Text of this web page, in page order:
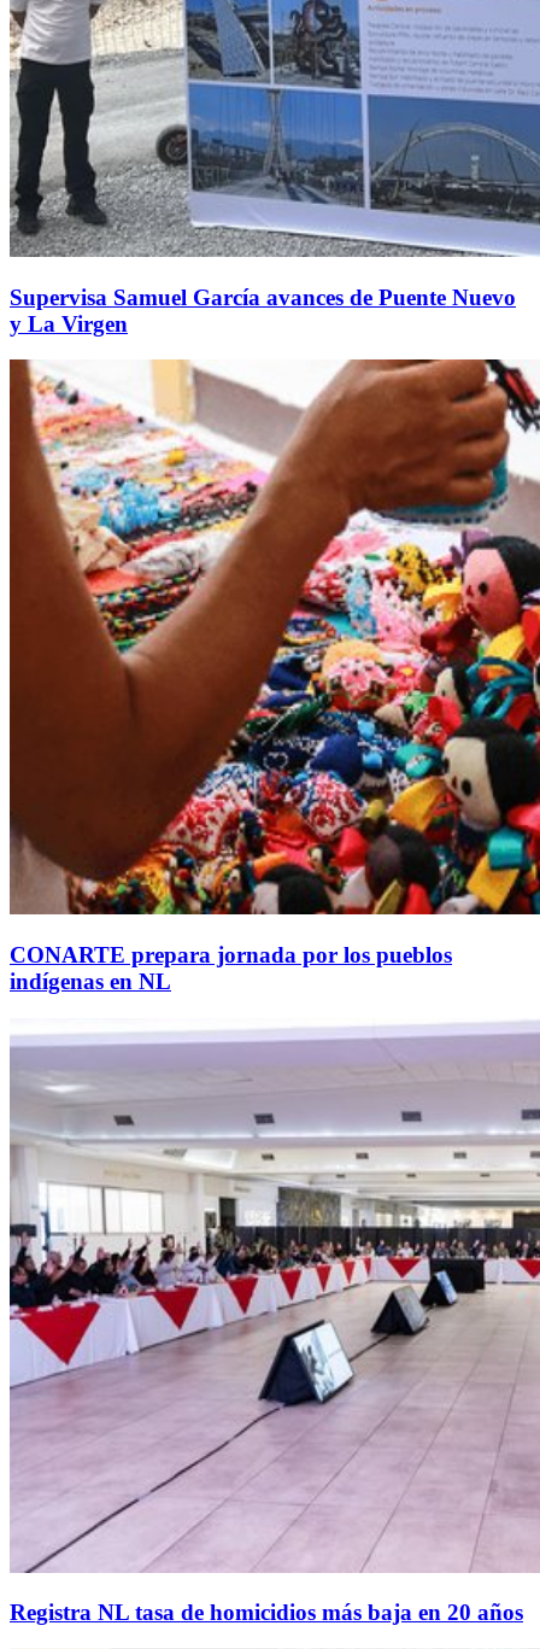
Supervisa Samuel García avances de Puente Nuevo
y La Virgen
CONARTE prepara jornada por los pueblos
indígenas en NL
Registra NL tasa de homicidios más baja en 20 años